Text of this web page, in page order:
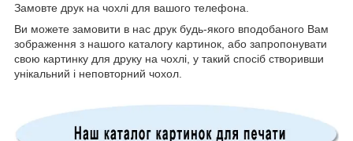
Замовте друк на чохлі для вашого телефона.
Ви можете замовити в нас друк будь-якого вподобаного Вам
зображення з нашого каталогу картинок, або запропонувати
свою картинку для друку на чохлі, у такий спосіб створивши
унікальний і неповторний чохол.